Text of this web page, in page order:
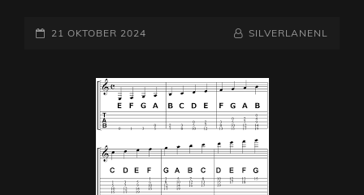
NOTENBALK:
HULPMIDDEL
VOOR
GITARISTEN
GEPLAATST
21 OKTOBER 2024 NAAMREGEL
BYLINE
SILVERLANENL